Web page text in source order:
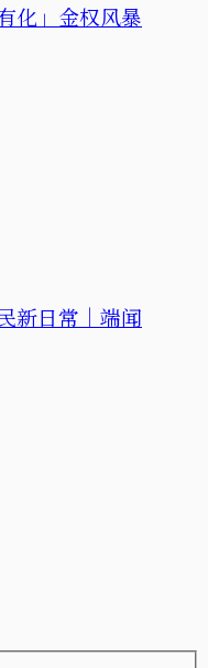
化」金权风暴
新日常｜端闻